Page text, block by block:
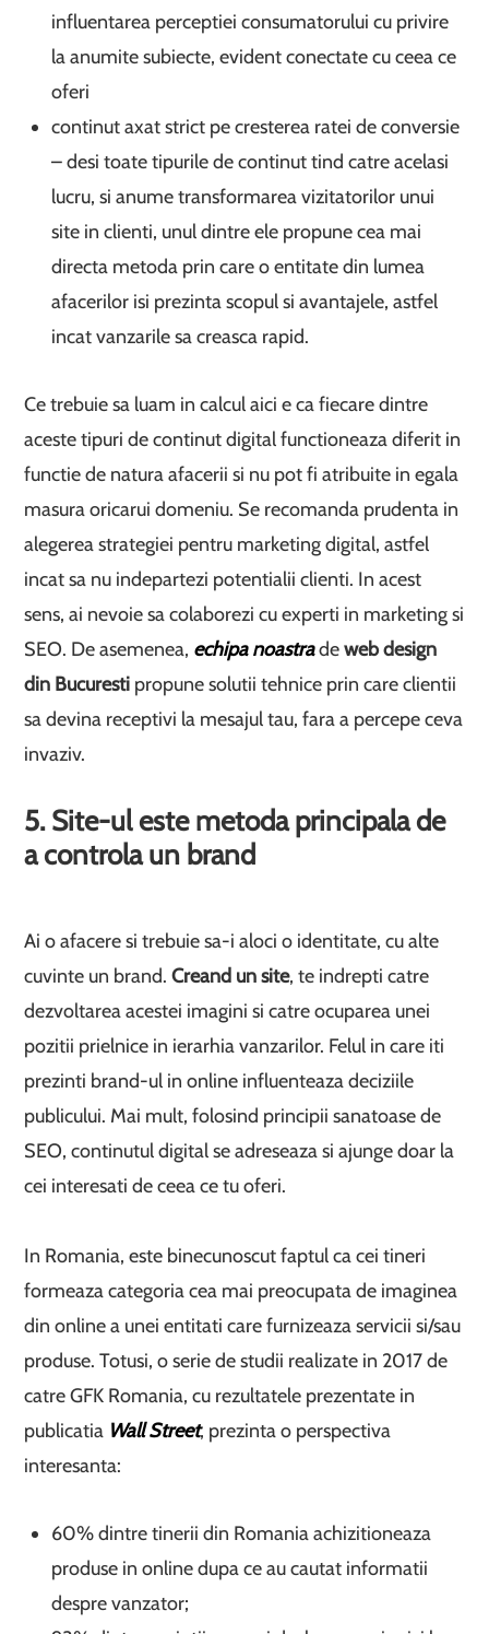
influentarea perceptiei consumatorului cu privire
la anumite subiecte, evident conectate cu ceea ce
oferi
continut axat strict pe cresterea ratei de conversie
– desi toate tipurile de continut tind catre acelasi
lucru, si anume transformarea vizitatorilor unui
site in clienti, unul dintre ele propune cea mai
directa metoda prin care o entitate din lumea
afacerilor isi prezinta scopul si avantajele, astfel
incat vanzarile sa creasca rapid.
Ce trebuie sa luam in calcul aici e ca fiecare dintre
aceste tipuri de continut digital functioneaza diferit in
functie de natura afacerii si nu pot fi atribuite in egala
masura oricarui domeniu. Se recomanda prudenta in
alegerea strategiei pentru marketing digital, astfel
incat sa nu indepartezi potentialii clienti. In acest
sens, ai nevoie sa colaborezi cu experti in marketing si
SEO. De asemenea, echipa noastradeweb design
din Bucuresti propune solutii tehnice prin care clientii
sa devina receptivi la mesajul tau, fara a percepe ceva
invaziv.
5. Site-ul este metoda principala de
a controla un brand
Ai o afacere si trebuie sa-i aloci o identitate, cu alte
cuvinte un brand.Creand un site, te indrepti catre
dezvoltarea acestei imagini si catre ocuparea unei
pozitii prielnice in ierarhia vanzarilor. Felul in care iti
prezinti brand-ul in online influenteaza deciziile
publicului. Mai mult, folosind principii sanatoase de
SEO, continutul digital se adreseaza si ajunge doar la
cei interesati de ceea ce tu oferi.
In Romania, este binecunoscut faptul ca cei tineri
formeaza categoria cea mai preocupata de imaginea
din online a unei entitati care furnizeaza servicii si/sau
produse. Totusi, o serie de studii realizate in 2017 de
catre GFK Romania, cu rezultatele prezentate in
publicatia Wall Street, prezinta o perspectiva
interesanta:
60% dintre tinerii din Romania achizitioneaza
produse in online dupa ce au cautat informatii
despre vanzator;